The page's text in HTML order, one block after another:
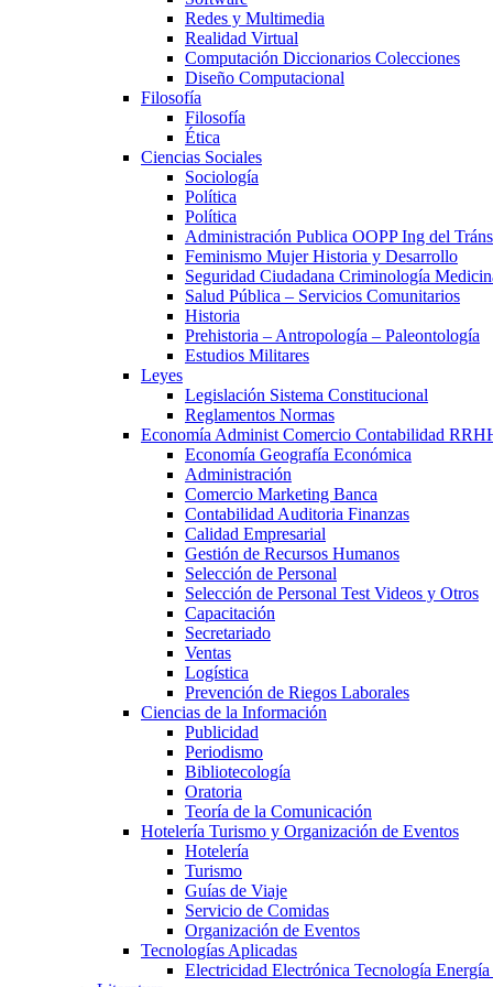
Redes y Multimedia
Realidad Virtual
Computación Diccionarios Colecciones
Diseño Computacional
Filosofía
Filosofía
Ética
Ciencias Sociales
Sociología
Política
Política
Administración Publica OOPP Ing del
Feminismo Mujer Historia y Desarrollo
Seguridad Ciudadana Criminología
Salud Pública – Servicios Comunitarios
Historia
Prehistoria – Antropología – Paleontología
Estudios Militares
Leyes
Legislación Sistema Constitucional
Reglamentos Normas
Economía Administ Comercio Contabilidad
Economía Geografía Económica
Administración
Comercio Marketing Banca
Contabilidad Auditoria Finanzas
Calidad Empresarial
Gestión de Recursos Humanos
Selección de Personal
Selección de Personal Test Videos y Otros
Capacitación
Secretariado
Ventas
Logística
Prevención de Riegos Laborales
Ciencias de la Información
Publicidad
Periodismo
Bibliotecología
Oratoria
Teoría de la Comunicación
Hotelería Turismo y Organización de Eventos
Hotelería
Turismo
Guías de Viaje
Servicio de Comidas
Organización de Eventos
Tecnologías Aplicadas
Electricidad Electrónica Tecnología Energía